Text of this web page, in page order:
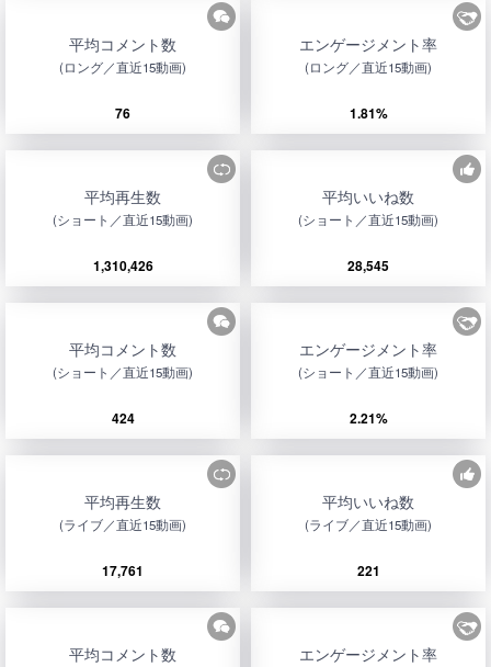
平均コメント数
(ロング／直近15動画)
76
エンゲージメント率
(ロング／直近15動画)
1.81%
平均再生数
(ショート／直近15動画)
1,310,426
平均いいね数
(ショート／直近15動画)
28,545
平均コメント数
(ショート／直近15動画)
424
エンゲージメント率
(ショート／直近15動画)
2.21%
平均再生数
(ライブ／直近15動画)
17,761
平均いいね数
(ライブ／直近15動画)
221
平均コメント数 エンゲージメント率